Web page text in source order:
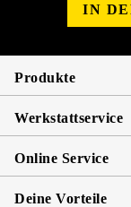
IN
Produkte
Werkstattservice
Online Service
Deine Vorteile